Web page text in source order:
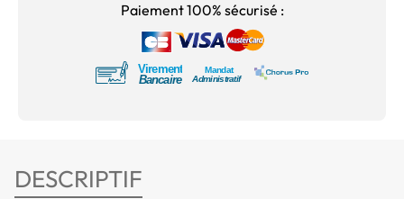
Paiement 100% sécurisé :
DESCRIPTIF